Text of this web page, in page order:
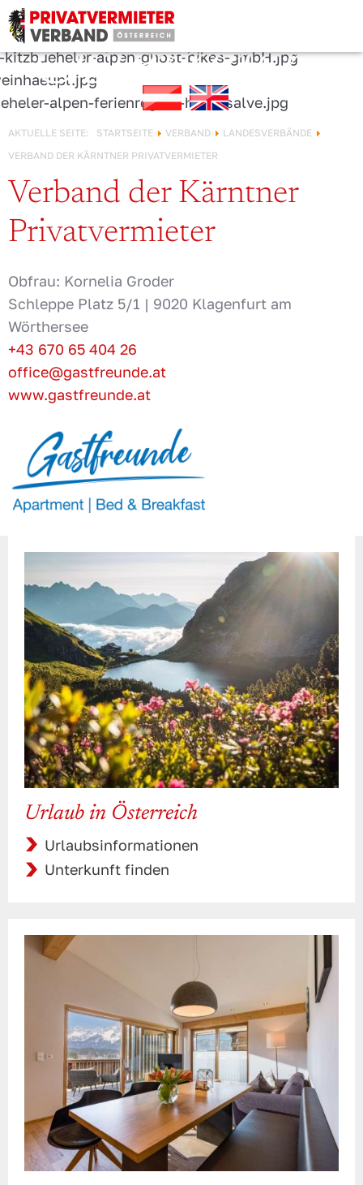
URLAUB IN
Österreich!
AKTUELLE SEITE: STARTSEITE VERBAND
LANDESVERBÄNDE
VERBAND DER KÄRNTNER PRIVATVERMIETER
Verband der Kärntner
Privatvermieter
Obfrau: Kornelia Groder
Schleppe Platz 5/1 | 9020 Klagenfurt am
Wörthersee
+43 670 65 404 26
office@gastfreunde.at
www.gastfreunde.at
Urlaub in Österreich
Urlaubsinformationen
Unterkunft finden